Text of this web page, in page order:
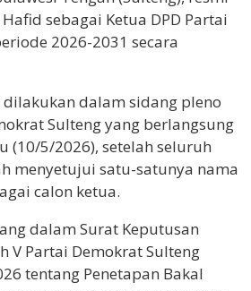
sebagai Ketua DPD Partai
2026-2031 secara
dilakukan dalam sidang pleno
Sulteng yang berlangsung
(10/5/2026), setelah seluruh
menyetujui satu-satunya nama
calon ketua.
dalam Surat Keputusan
V Partai Demokrat Sulteng
tentang Penetapan Bakal